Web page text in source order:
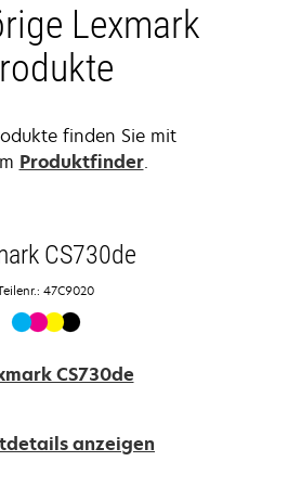
Lexmark
finden Sie mit
Produktfinder.
CS730de
47C9020
anzeigen